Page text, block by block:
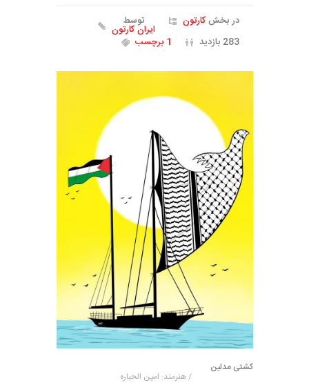
در بخشکارتون توسط
ایران کارتون
283 بازدید
1 برچسب
کشتی مدلین
/ هنرمند: امین الحباره